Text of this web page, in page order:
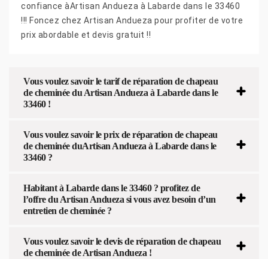
confiance àArtisan Andueza à Labarde dans le 33460
!!! Foncez chez Artisan Andueza pour profiter de votre
prix abordable et devis gratuit !!
Vous voulez savoir le tarif de réparation de chapeau
de cheminée du Artisan Andueza à Labarde dans le
33460 !
Vous voulez savoir le prix de réparation de chapeau
de cheminée duArtisan Andueza à Labarde dans le
33460 ?
Habitant à Labarde dans le 33460 ? profitez de
l’offre du Artisan Andueza si vous avez besoin d’un
entretien de cheminée ?
Vous voulez savoir le devis de réparation de chapeau
de cheminée de Artisan Andueza !